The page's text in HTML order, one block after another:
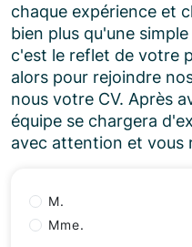
chaque expérience et
bien plus qu'une
c'est le reflet de votre
alors pour rejoindre
nous votre CV. Après
équipe se chargera
avec attention et vous
M.
Mme.